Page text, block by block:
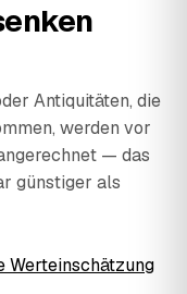
Antiquitäten, die
werden vor
— das
günstiger als
Werteinschätzung